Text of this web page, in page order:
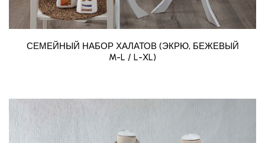
СЕМЕЙНЫЙ НАБОР ХАЛАТОВ (ЭКРЮ, БЕЖЕВЫЙ
M-L / L-XL)